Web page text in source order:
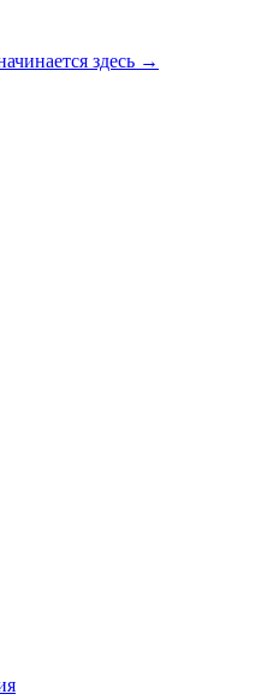
здесь →